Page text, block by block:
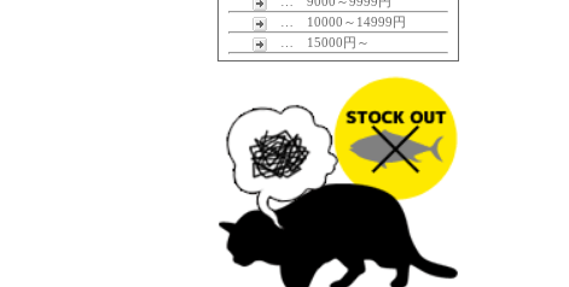
… 10000～14999円
… 15000円～